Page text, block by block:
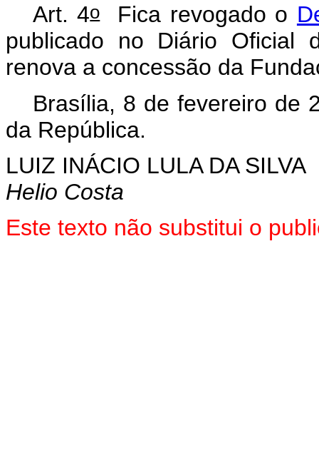
Art. 4oFica revogado o
publicado no Diário Oficial
renova a concessão da
Brasília, 8 de fevereiro de
da República.
LUIZ INÁCIO LULA DA SILVA
Helio Costa
Este texto não substitui o